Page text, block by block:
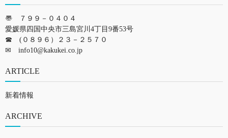
〠 ７９９－０４０４
愛媛県四国中央市三島宮川4丁目9番53号
☎ (０８９６）２３－２５７０
✉ info10@kakukei.co.jp
ARTICLE
新着情報
ARCHIVE